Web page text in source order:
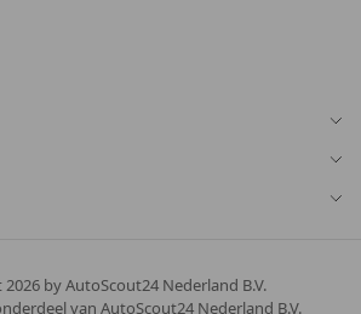
2026 by AutoScout24 Nederland B.V.
van AutoScout24 Nederland B.V.